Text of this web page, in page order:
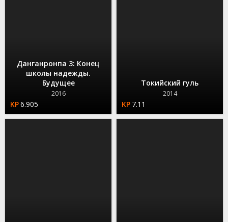
Данганронпа 3: Конец
школы надежды.
Будущее
2016
6.905
Токийский гуль
2014
7.11